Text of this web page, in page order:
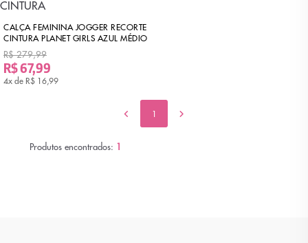
CALÇA FEMININA JOGGER RECORTE
CINTURA PLANET GIRLS AZUL MÉDIO
R$ 279,99
R$ 67,99
4x de R$ 16,99
1
Produtos encontrados: 1